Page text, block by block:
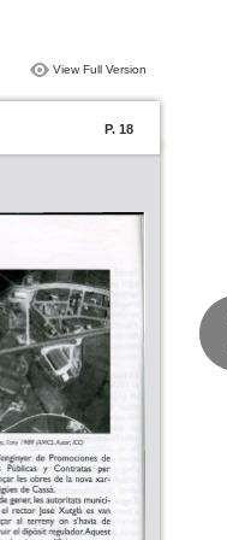
View Full Version
P. 18